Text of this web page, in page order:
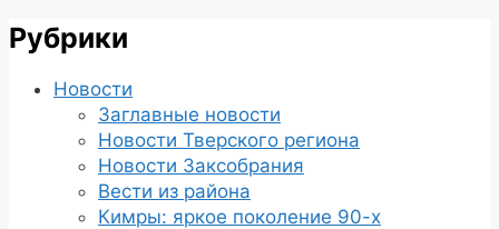
Рубрики
Новости
Заглавные новости
Новости Тверского региона
Новости Заксобрания
Вести из района
Кимры: яркое поколение 90-х